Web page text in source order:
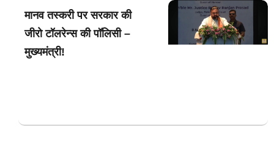
मानव तस्करी पर सरकार की
जीरो टॉलरेन्स की पॉलिसी –
मुख्यमंत्री!